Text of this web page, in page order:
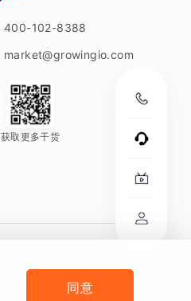
400-102-8388
market@growingio.com
获取更多干货
法律声明及隐私条款
同意